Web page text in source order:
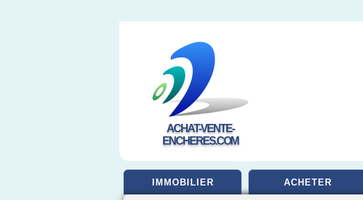
ACHAT-VENTE-
ENCHERES.COM
IMMOBILIER ACHETER